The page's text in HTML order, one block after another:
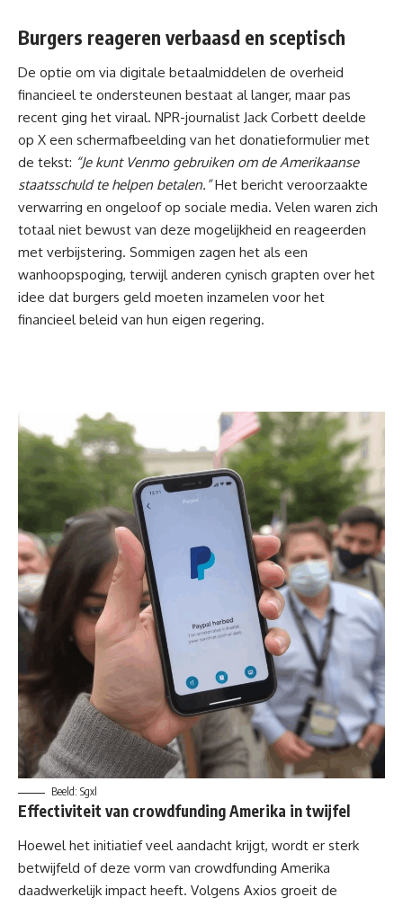
Burgers reageren verbaasd en sceptisch
De optie om via digitale betaalmiddelen de overheid
financieel te ondersteunen bestaat al langer, maar pas
recent ging het viraal. NPR-journalist Jack Corbett deelde
op X een schermafbeelding van het donatieformulier met
de tekst: “Je kunt Venmo gebruiken om de Amerikaanse
staatsschuld te helpen betalen.”Het bericht veroorzaakte
verwarring en ongeloof op sociale media. Velen waren zich
totaal niet bewust van deze mogelijkheid en reageerden
met verbijstering. Sommigen zagen het als een
wanhoopspoging, terwijl anderen cynisch grapten over het
idee dat burgers geld moeten inzamelen voor het
financieel beleid van hun eigen regering.
Beeld: Sgxl
Effectiviteit van crowdfunding Amerika in twijfel
Hoewel het initiatief veel aandacht krijgt, wordt er sterk
betwijfeld of deze vorm van crowdfunding Amerika
daadwerkelijk impact heeft. Volgens Axios groeit de